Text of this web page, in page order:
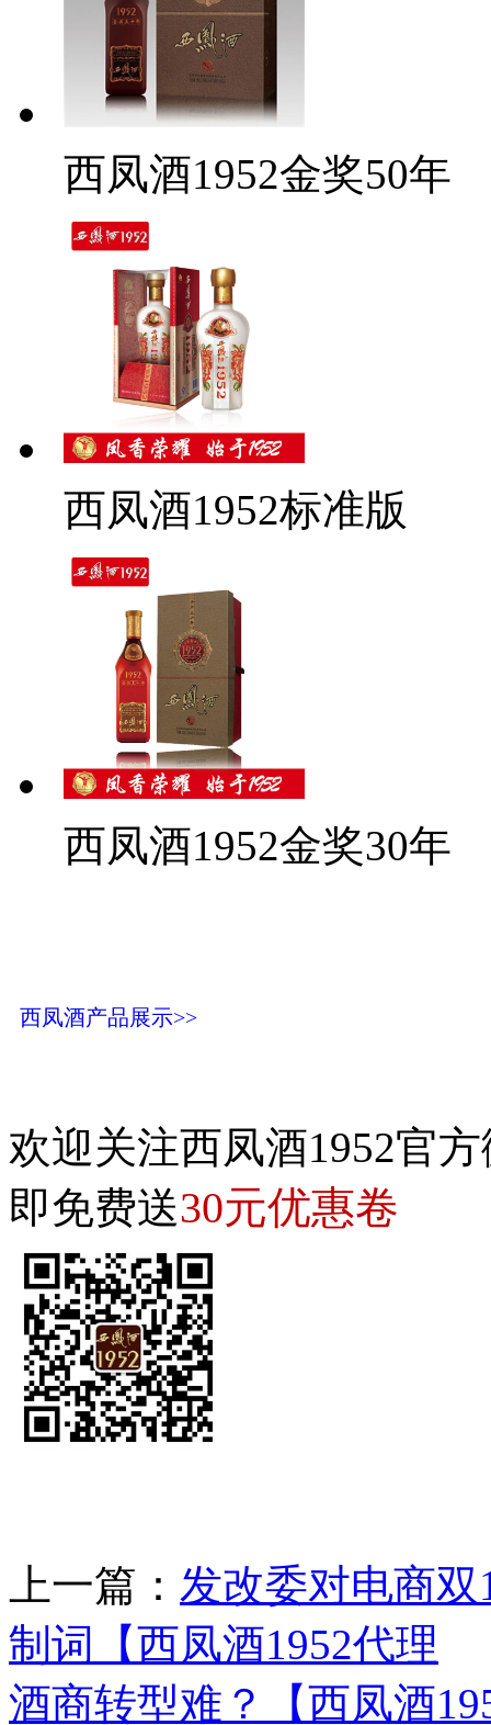
西凤酒1952金奖50年
西凤酒1952标准版
西凤酒1952金奖30年
西凤酒产品展示>>
欢迎关注西凤酒1952官
即免费送30元优惠卷
上一篇： 发改委对电商
制词【西凤酒1952代理
酒商转型难？【西凤酒